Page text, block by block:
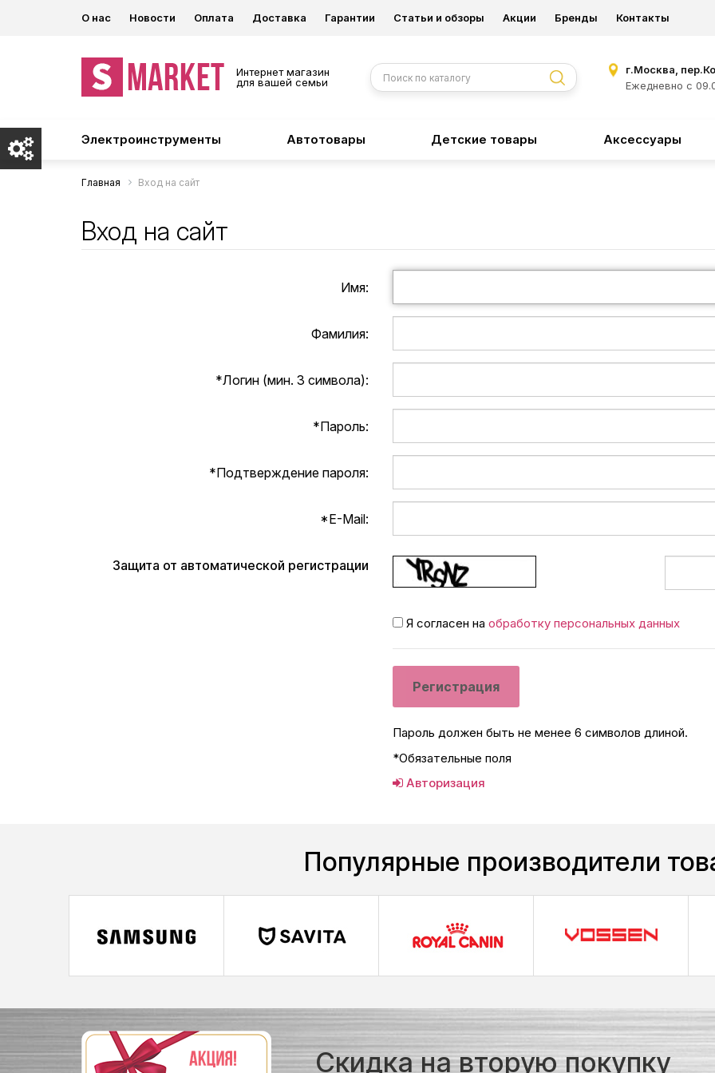
О нас Новости Оплата Доставка Гарантии Статьи и обзоры Акции Бренды Контакты
Интернет магазин
для вашей семьи
г.Москва,
Ежедневно с
Электроинструменты Автотовары Детские товары Аксессуары
Главная Вход на сайт
Вход на сайт
Имя:
Фамилия:
*Логин (мин. 3 символа):
*Пароль:
*Подтверждение пароля:
*E-Mail:
Защита от автоматической регистрации
Я согласен на обработку персональных данных
Пароль должен быть не менее 6 символов длиной.
*Обязательные поля
Авторизация
Популярные производители
Скидка на вторую покупку